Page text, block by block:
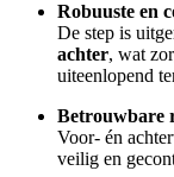
Robuuste en
De step is
achter, wat
uiteenlopend
Betrouwbare
Voor- én
veilig en